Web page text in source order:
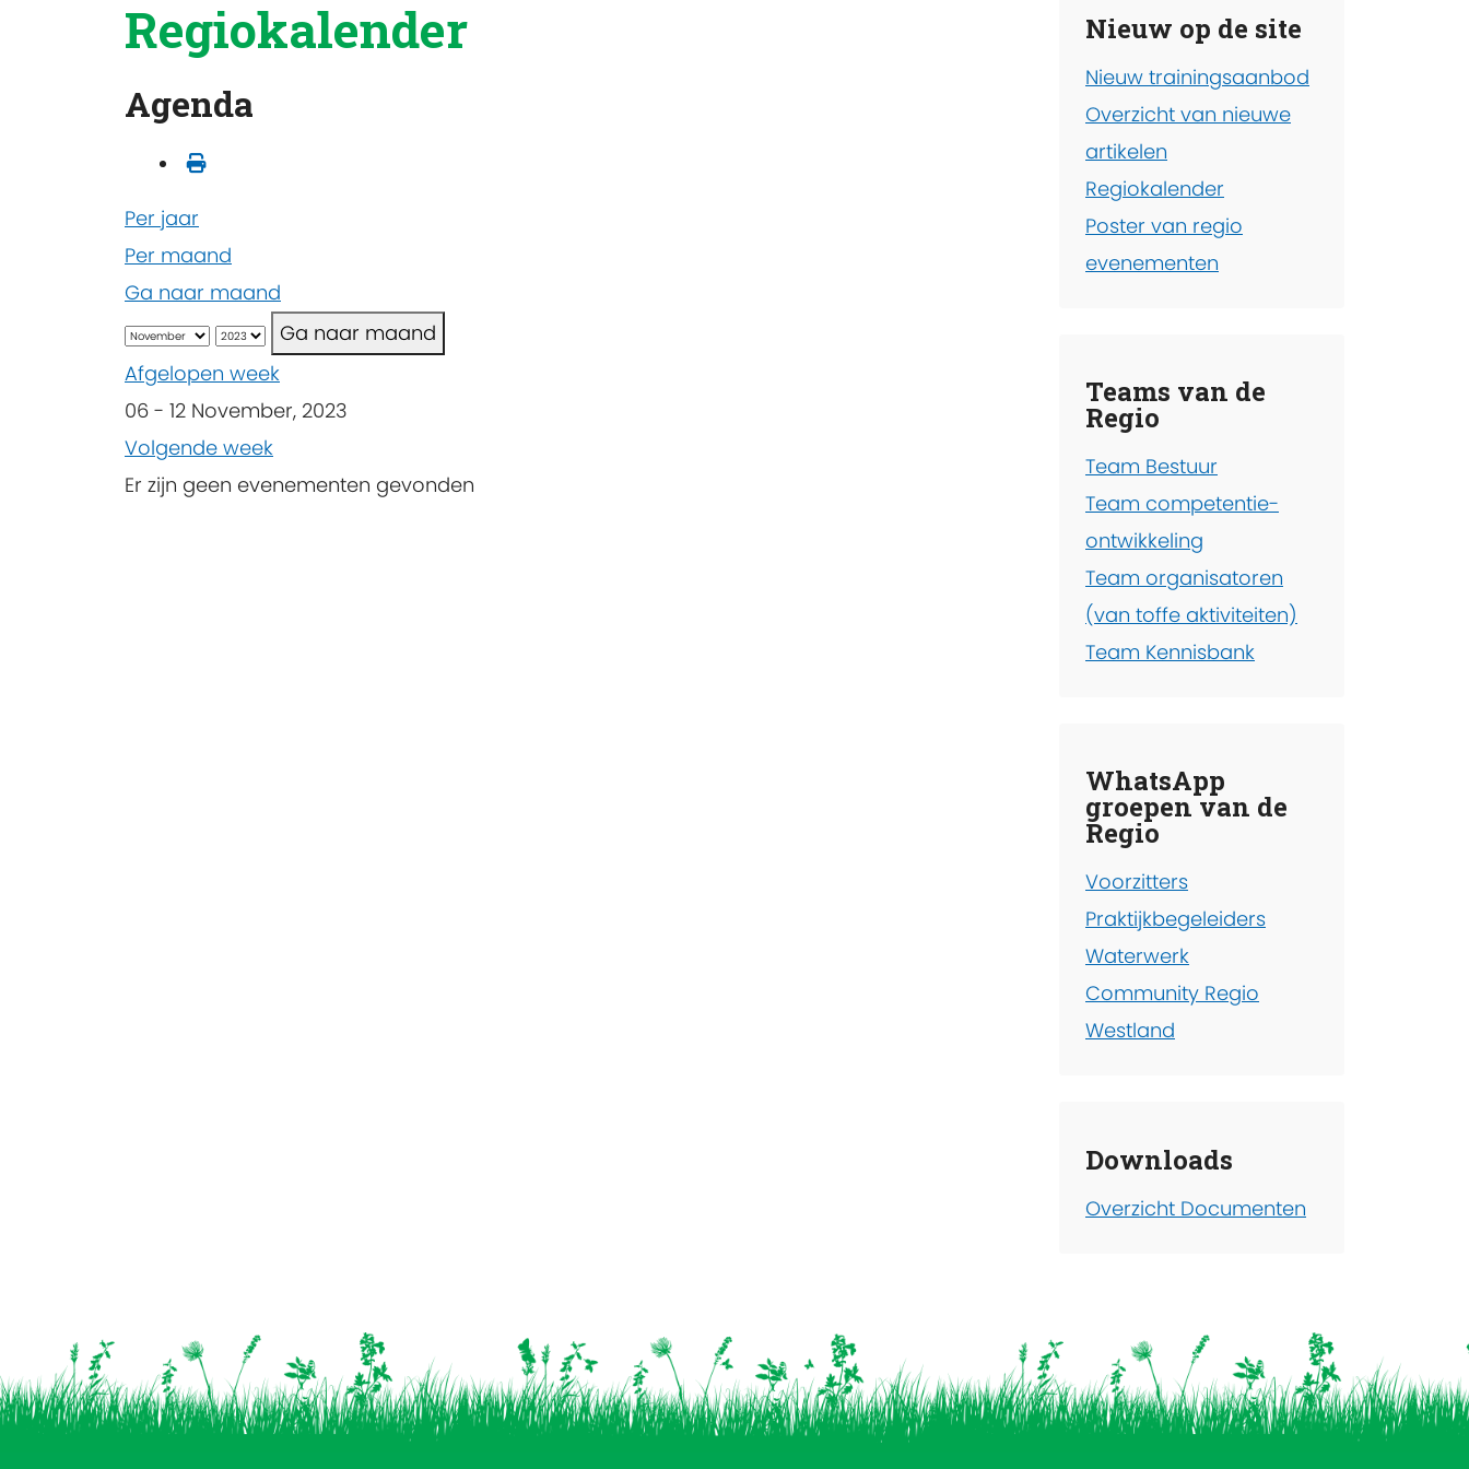
Regiokalender
Agenda
Per jaar
Per maand
Ga naar maand
Ga naar maand
Afgelopen week
06 - 12 November, 2023
Volgende week
Er zijn geen evenementen gevonden
Nieuw op de site
Nieuw trainingsaanbod
Overzicht van nieuwe
artikelen
Regiokalender
Poster van regio
evenementen
Teams van de
Regio
Team Bestuur
Team competentie-
ontwikkeling
Team organisatoren
(van toffe aktiviteiten)
Team Kennisbank
WhatsApp
groepen van de
Regio
Voorzitters
Praktijkbegeleiders
Waterwerk
Community Regio
Westland
Downloads
Overzicht Documenten